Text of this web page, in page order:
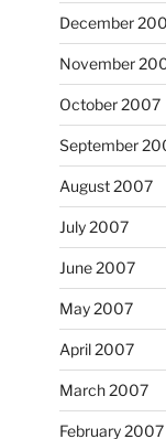
December
November
October 2007
September
August 2007
July 2007
June 2007
May 2007
April 2007
March 2007
February 2007